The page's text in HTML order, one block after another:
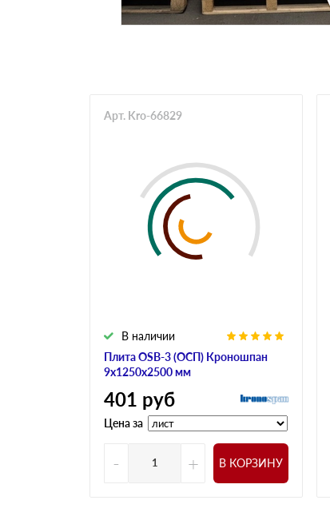
Плита OSB-3 (ОСП) Кроношпан
9х1250х2500 мм
В наличии
Арт. Kro-66829
401 руб
Цена за
- + В КОРЗИНУ